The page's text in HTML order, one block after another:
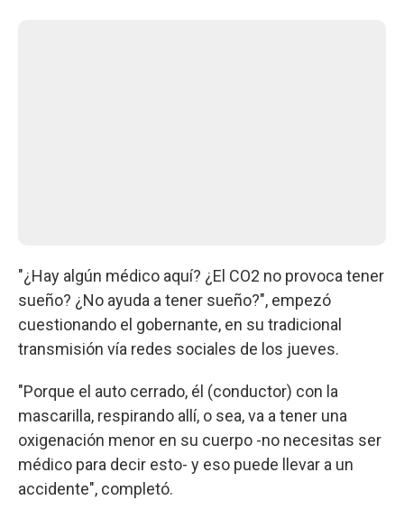
"¿Hay algún médico aquí? ¿El CO2 no provoca tener
sueño? ¿No ayuda a tener sueño?", empezó
cuestionando el gobernante, en su tradicional
transmisión vía redes sociales de los jueves.
"Porque el auto cerrado, él (conductor) con la
mascarilla, respirando allí, o sea, va a tener una
oxigenación menor en su cuerpo -no necesitas ser
médico para decir esto- y eso puede llevar a un
accidente", completó.